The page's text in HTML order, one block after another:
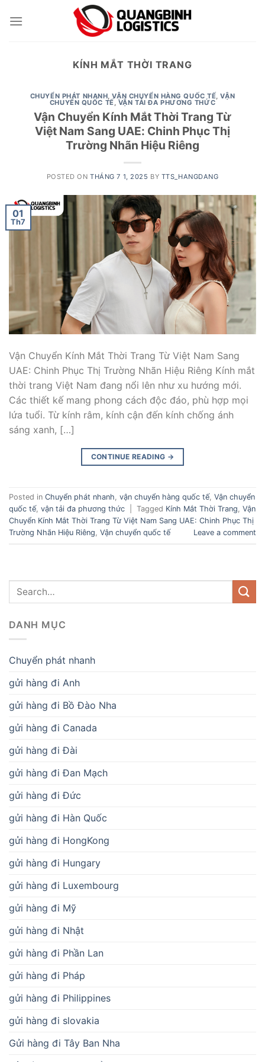
KÍNH MẮT THỜI TRANG
CHUYỂN PHÁT NHANH,VẬN CHUYỂN HÀNG QUỐC TẾ,VẬN
CHUYỂN QUỐC TẾ, VẬN TẢI ĐA PHƯƠNG THỨC
Vận Chuyển Kính Mắt Thời Trang Từ
Việt Nam Sang UAE: Chinh Phục Thị
Trường Nhãn Hiệu Riêng
POSTED ONTHÁNG 7 1, 2025 BY TTS_HANGDANG
01
Th7
Vận Chuyển Kính Mắt Thời Trang Từ Việt Nam Sang
UAE: Chinh Phục Thị Trường Nhãn Hiệu Riêng Kính mắt
thời trang Việt Nam đang nổi lên như xu hướng mới.
Các thiết kế mang phong cách độc đáo, phù hợp mọi
lứa tuổi. Từ kính râm, kính cận đến kính chống ánh
sáng xanh, […]
CONTINUE READING →
Posted in Chuyển phát nhanh, vận chuyển hàng quốc tế, Vận chuyển
quốc tế, vận tải đa phương thức Tagged Kính Mắt Thời Trang, Vận
Chuyển Kính Mắt Thời Trang Từ Việt Nam Sang UAE: Chinh Phục Thị
Trường Nhãn Hiệu Riêng, Vận chuyển quốc tế Leave a comment
DANH MỤC
Chuyển phát nhanh
gửi hàng đi Anh
gửi hàng đi Bồ Đào Nha
gửi hàng đi Canada
gửi hàng đi Đài
gửi hàng đi Đan Mạch
gửi hàng đi Đức
gửi hàng đi Hàn Quốc
gửi hàng đi HongKong
gửi hàng đi Hungary
gửi hàng đi Luxembourg
gửi hàng đi Mỹ
gửi hàng đi Nhật
gửi hàng đi Phần Lan
gửi hàng đi Pháp
gửi hàng đi Philippines
gửi hàng đi slovakia
Gửi hàng đi Tây Ban Nha